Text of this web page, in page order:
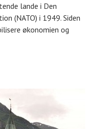
lande i Den
(NATO) i 1949. Siden
økonomien og